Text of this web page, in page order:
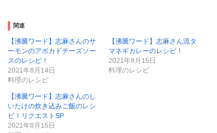
関連
【沸騰ワード】志麻さんのサ
ーモンのアボカドチーズソー
スのレシピ！
2021年8月14日
料理のレシピ
【沸騰ワード】志麻さん流タ
マネギカレーのレシピ！
2021年8月15日
料理のレシピ
【沸騰ワード】志麻さんのし
いたけの炊き込みご飯のレシ
ピ！リクエストSP
2021年8月15日